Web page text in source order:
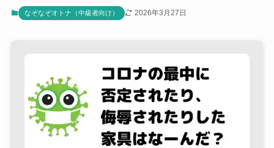
なぞなぞオトナ（中級者向け） 2026年3月27日